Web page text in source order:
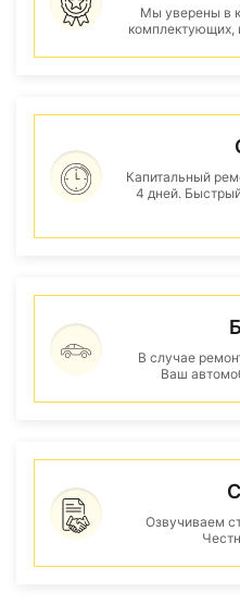
Мы уверены в
комплектующих,
Капитальный
4 дней. Быстрый
В случае
Ваш
Озвучиваем